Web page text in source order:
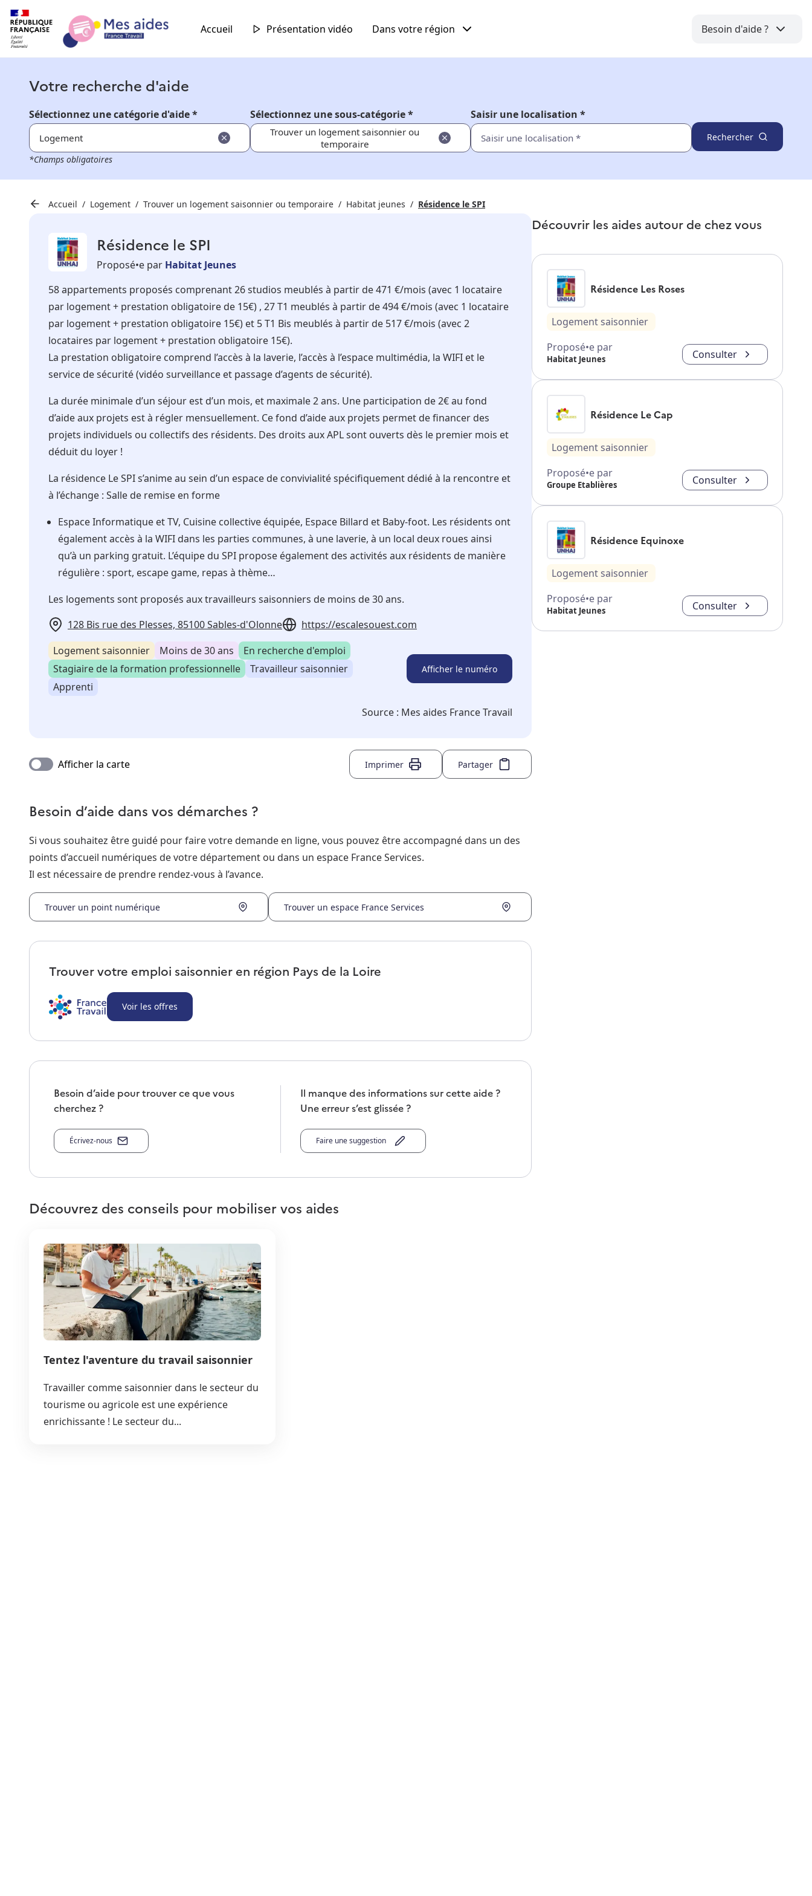
Accueil Présentation vidéo Dans votre région Besoin d'aide ?
Votre recherche d'aide
Sélectionnez une catégorie d'aide *
Logement
Sélectionnez une sous-catégorie *
Trouver un logement saisonnier ou
temporaire
Saisir une localisation *
Rechercher
*Champs obligatoires
Accueil Logement Trouver un logement saisonnier ou temporaire Habitat jeunes Résidence le SPI
Résidence le SPI
Proposé•e par Habitat Jeunes
58 appartements proposés comprenant 26 studios meublés à partir de 471 €/mois (avec 1 locataire
par logement + prestation obligatoire de 15€) , 27 T1 meublés à partir de 494 €/mois (avec 1 locataire
par logement + prestation obligatoire 15€) et 5 T1 Bis meublés à partir de 517 €/mois (avec 2
locataires par logement + prestation obligatoire 15€).
La prestation obligatoire comprend l’accès à la laverie, l’accès à l’espace multimédia, la WIFI et le
service de sécurité (vidéo surveillance et passage d’agents de sécurité).
La durée minimale d’un séjour est d’un mois, et maximale 2 ans. Une participation de 2€ au fond
d’aide aux projets est à régler mensuellement. Ce fond d’aide aux projets permet de financer des
projets individuels ou collectifs des résidents. Des droits aux APL sont ouverts dès le premier mois et
déduit du loyer !
La résidence Le SPI s’anime au sein d’un espace de convivialité spécifiquement dédié à la rencontre et
à l’échange : Salle de remise en forme
Espace Informatique et TV, Cuisine collective équipée, Espace Billard et Baby-foot. Les résidents ont
également accès à la WIFI dans les parties communes, à une laverie, à un local deux roues ainsi
qu’à un parking gratuit. L’équipe du SPI propose également des activités aux résidents de manière
régulière : sport, escape game, repas à thème…
Les logements sont proposés aux travailleurs saisonniers de moins de 30 ans.
128 Bis rue des Plesses, 85100 Sables-d'Olonne
https://escalesouest.com
Logement saisonnier
Moins de 30 ans
En recherche d'emploi
Stagiaire de la formation professionnelle
Travailleur saisonnier
Apprenti
Afficher le numéro
Source : Mes aides France Travail
Afficher la carte Imprimer Partager
Besoin d’aide dans vos démarches ?
Si vous souhaitez être guidé pour faire votre demande en ligne, vous pouvez être accompagné dans un des
points d’accueil numériques de votre département ou dans un espace France Services.
Il est nécessaire de prendre rendez-vous à l’avance.
Trouver un point numérique Trouver un espace France Services
Trouver votre emploi saisonnier en région Pays de la Loire
Voir les offres
Besoin d’aide pour trouver ce que vous
cherchez ?
Écrivez-nous
Il manque des informations sur cette aide ?
Une erreur s’est glissée ?
Faire une suggestion
Découvrez des conseils pour mobiliser vos aides
Tentez l'aventure du travail saisonnier
Travailler comme saisonnier dans le secteur du
tourisme ou agricole est une expérience
enrichissante ! Le secteur du...
Découvrir les aides autour de chez vous
Résidence Les Roses
Logement saisonnier
Proposé•e par
Habitat Jeunes Consulter
Résidence Le Cap
Logement saisonnier
Proposé•e par
Groupe Etablières Consulter
Résidence Equinoxe
Logement saisonnier
Proposé•e par
Habitat Jeunes Consulter